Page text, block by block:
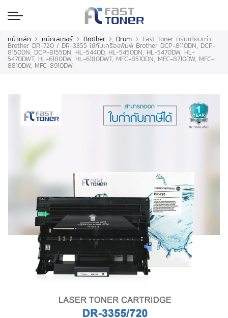
หน้าหลัก หมึกเลเซอร์ Brother Drum Fast Toner ดรัมเทียบเท่า
Brother DR-720 / DR-3355 ใช้กับเครื่องพิมพ์ Brother DCP-8110DN, DCP-
8150DN, DCP-8155DN, HL-5440D, HL-5450DN, HL-5470DW, HL-
5470DWT, HL-6180DW, HL-6180DWT, MFC-8510DN, MFC-8710DW, MFC-
8810DW, MFC-8910DW